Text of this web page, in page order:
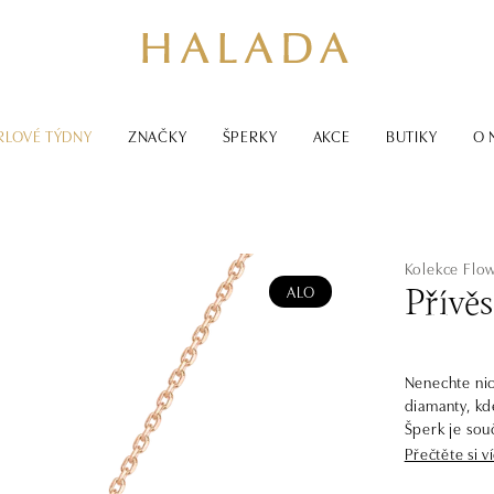
TÝDNY ZNAČKY ŠPERKY AKCE BUTIKY O
ALO
Kolekce
Nenechte
diamanty,
Šperk je
Přečtěte si